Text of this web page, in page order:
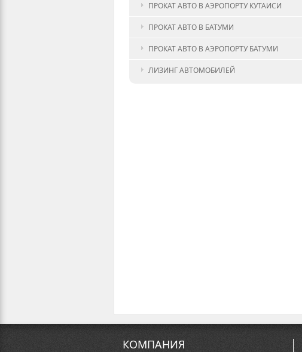
ПРОКАТ АВТО В АЭРОПОРТУ КУТАИСИ
ПРОКАТ АВТО В БАТУМИ
ПРОКАТ АВТО В АЭРОПОРТУ БАТУМИ
ЛИЗИНГ АВТОМОБИЛЕЙ
КОМПАНИЯ